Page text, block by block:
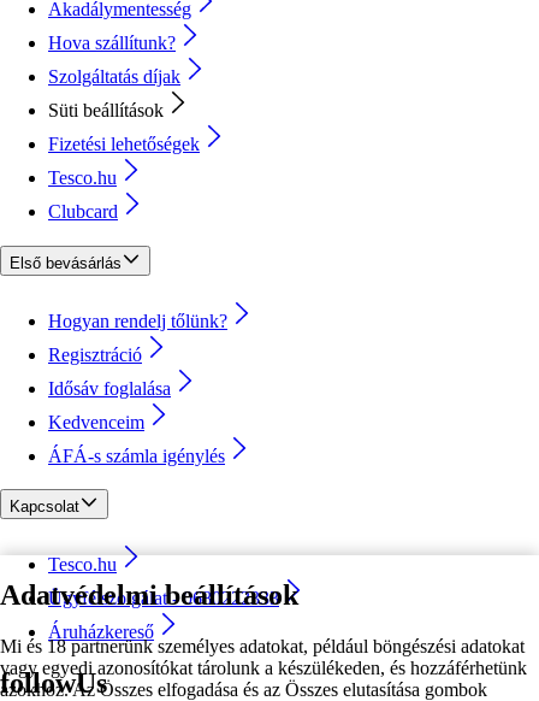
Adatvédelmi beállítások
Mi és 18 partnerünk személyes adatokat, például böngészési adatokat
vagy egyedi azonosítókat tárolunk a készülékeden, és hozzáférhetünk
azokhoz. Az Összes elfogadása és az Összes elutasítása gombok
Akadálymentesség
Hova szállítunk?
Szolgáltatás díjak
Süti beállítások
Fizetési lehetőségek
Tesco.hu
Clubcard
Első bevásárlás
Hogyan rendelj tőlünk?
Regisztráció
Idősáv foglalása
Kedvenceim
ÁFÁ-s számla igénylés
Kapcsolat
Tesco.hu
Ügyfélszolgálat - 0680222333
Áruházkereső
followUs